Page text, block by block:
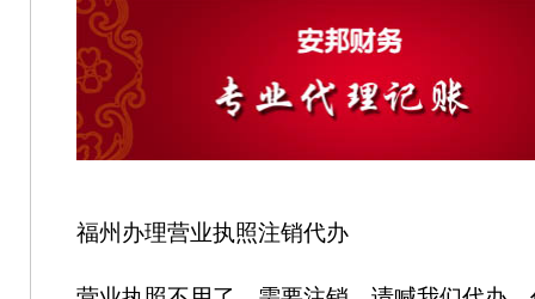
福州 办理营业执照注销代办